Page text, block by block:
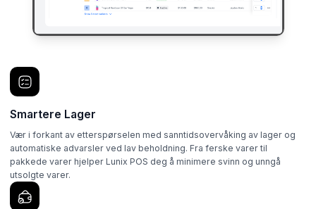
Smartere Lager
Vær i forkant av etterspørselen med sanntidsovervåking av lager og
automatiske advarsler ved lav beholdning. Fra ferske varer til
pakkede varer hjelper Lunix POS deg å minimere svinn og unngå
utsolgte varer.